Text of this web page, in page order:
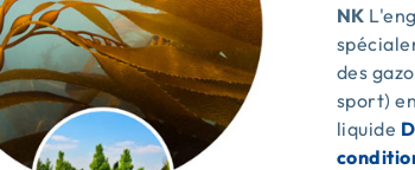
NK
des
sport)
liquide